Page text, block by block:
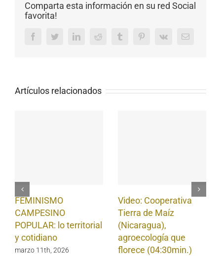
Comparta esta información en su red Social
favorita!
FacebookTwitterLinkedInReddit Tumblr PinterestVk Email
Artículos relacionados
FEMINISMO
CAMPESINO
POPULAR: lo territorial
y cotidiano
marzo 11th, 2026
Video: Cooperativa
Tierra de Maíz
(Nicaragua),
agroecología que
florece (04:30min.)